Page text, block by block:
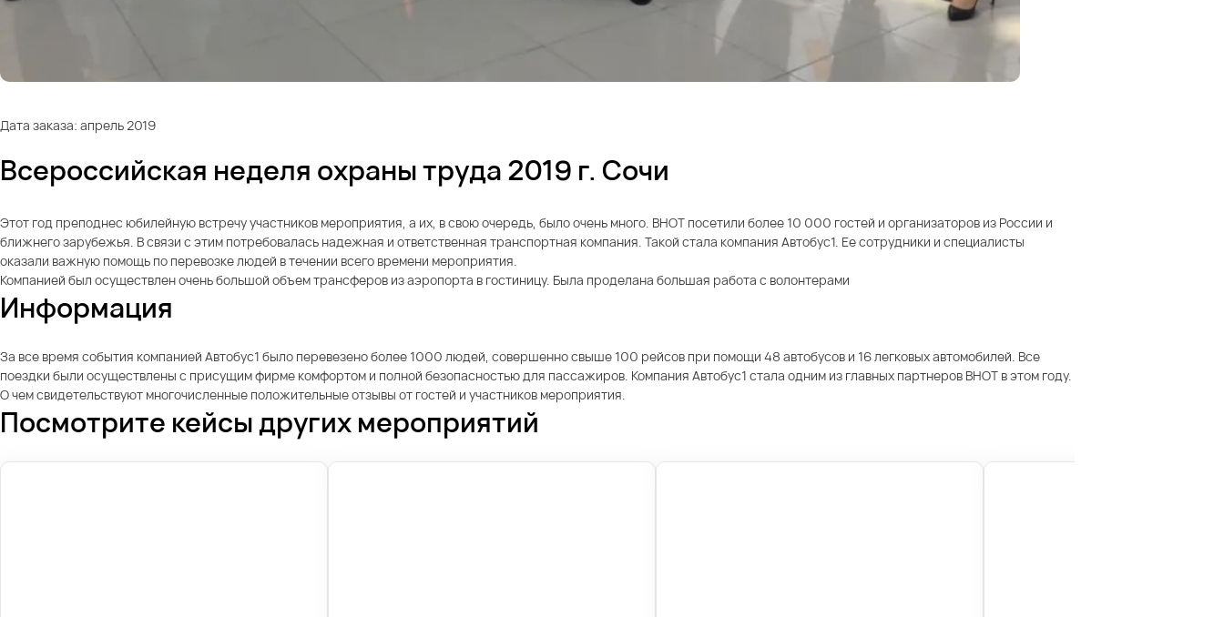
Дата заказа: апрель 2019
Всероссийская неделя охраны труда 2019 г. Сочи
Этот год преподнес юбилейную встречу участников мероприятия, а их, в свою очередь, было очень много. ВНОТ посетили более 10 000 гостей и организаторов из России и
ближнего зарубежья. В связи с этим потребовалась надежная и ответственная транспортная компания. Такой стала компания Автобус1. Ее сотрудники и специалисты
оказали важную помощь по перевозке людей в течении всего времени мероприятия.
Компанией был осуществлен очень большой объем трансферов из аэропорта в гостиницу. Была проделана большая работа с волонтерами
Информация
За все время события компанией Автобус1 было перевезено более 1000 людей, совершенно свыше 100 рейсов при помощи 48 автобусов и 16 легковых автомобилей. Все
поездки были осуществлены с присущим фирме комфортом и полной безопасностью для пассажиров. Компания Автобус1 стала одним из главных партнеров ВНОТ в этом году.
О чем свидетельствуют многочисленные положительные отзывы от гостей и участников мероприятия.
Посмотрите кейсы других мероприятий